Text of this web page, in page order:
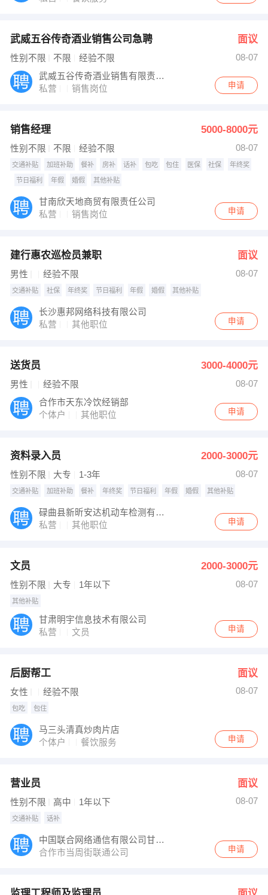
武威五谷传奇酒业销售公司急聘 面议
性别不限 不限 经验不限
08-07
武威五谷传奇酒业销售有限责任公司城南分公司
私营
销售岗位 申请
销售经理 5000-8000元
性别不限 不限 经验不限 08-07
交通补贴 加班补助 餐补 房补 话补 包吃 包住 医保 社保 年终奖
节日福利 年假 婚假 其他补贴
甘南欣天地商贸有限责任公司
私营
销售岗位 申请
建行惠农巡检员兼职 面议
男性 经验不限 08-07
交通补贴 社保 年终奖 节日福利 年假 婚假 其他补贴
长沙惠邦网络科技有限公司
私营
其他职位 申请
送货员 3000-4000元
男性 经验不限
08-07
合作市天东冷饮经销部
个体户
其他职位 申请
资料录入员 2000-3000元
性别不限 大专 1-3年 08-07
交通补贴 加班补助 餐补 年终奖 节日福利 年假 婚假 其他补贴
碌曲县新昕安达机动车检测有限公司
私营
其他职位 申请
文员 2000-3000元
性别不限 大专 1年以下 08-07
其他补贴
甘肃明宇信息技术有限公司
私营
文员 申请
后厨帮工 面议
女性 经验不限 08-07
包吃 包住
马三头清真炒肉片店
个体户
餐饮服务 申请
营业员 面议
性别不限 高中 1年以下 08-07
交通补贴 话补
中国联合网络通信有限公司甘南州合作市市分公司
合作市当周街联通公司
申请